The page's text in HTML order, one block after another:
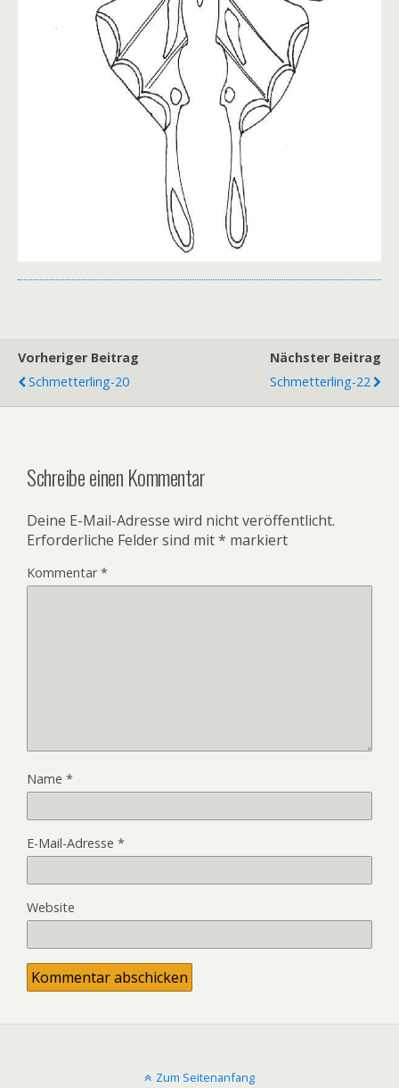
Vorheriger Beitrag
Schmetterling-20
Nächster Beitrag
Schmetterling-22
Schreibe einen Kommentar
Deine E-Mail-Adresse wird nicht veröffentlicht.
Erforderliche Felder sind mit* markiert
Kommentar*
Name *
E-Mail-Adresse *
Website
Zum Seitenanfang